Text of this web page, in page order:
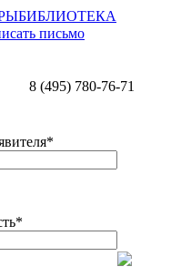
БИБЛИОТЕКА
8 (495) 780-76-71